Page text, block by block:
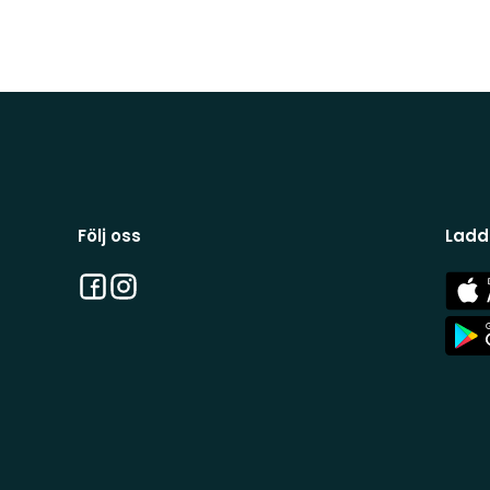
Följ oss
Facebook
Instagram
App
Store
App
Store